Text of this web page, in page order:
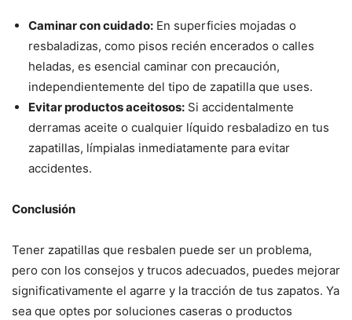
Caminar con cuidado: En superficies mojadas o
resbaladizas, como pisos recién encerados o calles
heladas, es esencial caminar con precaución,
independientemente del tipo de zapatilla que uses.
Evitar productos aceitosos: Si accidentalmente
derramas aceite o cualquier líquido resbaladizo en tus
zapatillas, límpialas inmediatamente para evitar
accidentes.
Conclusión
Tener zapatillas que resbalen puede ser un problema,
pero con los consejos y trucos adecuados, puedes mejorar
significativamente el agarre y la tracción de tus zapatos. Ya
sea que optes por soluciones caseras o productos